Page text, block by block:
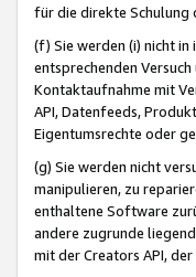
für die direkte Schulung
(f) Sie werden (i) nicht in
entsprechenden
Kontaktaufnahme mit
API, Datenfeeds,
Eigentumsrechte oder
(g) Sie werden nicht
manipulieren, zu
enthaltene Software
andere zugrunde
mit der Creators API,